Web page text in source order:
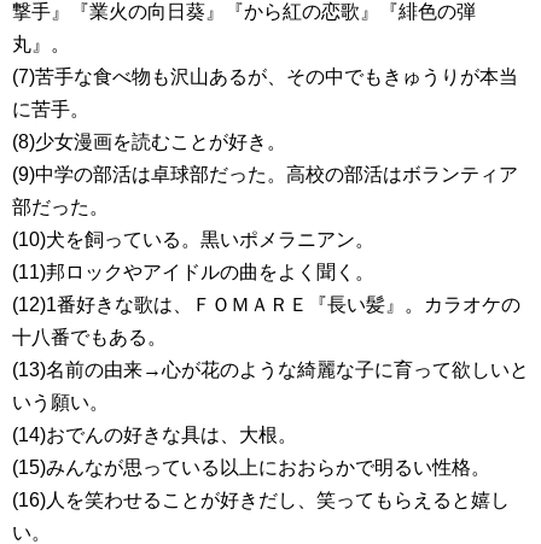
撃手』『業火の向日葵』『から紅の恋歌』『緋色の弾
丸』。
(7)苦手な食べ物も沢山あるが、その中でもきゅうりが本当
に苦手。
(8)少女漫画を読むことが好き。
(9)中学の部活は卓球部だった。高校の部活はボランティア
部だった。
(10)犬を飼っている。黒いポメラニアン。
(11)邦ロックやアイドルの曲をよく聞く。
(12)1番好きな歌は、ＦＯＭＡＲＥ『長い髪』。カラオケの
十八番でもある。
(13)名前の由来→心が花のような綺麗な子に育って欲しいと
いう願い。
(14)おでんの好きな具は、大根。
(15)みんなが思っている以上におおらかで明るい性格。
(16)人を笑わせることが好きだし、笑ってもらえると嬉し
い。